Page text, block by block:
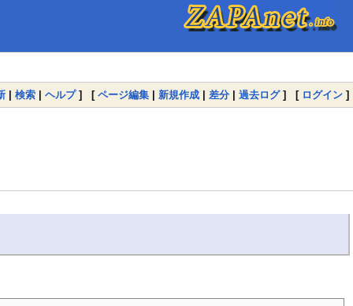
| 検索 | ヘルプ] [ ページ編集 | 新規作成 | 差分 | 過去ログ] [ ログイン ]